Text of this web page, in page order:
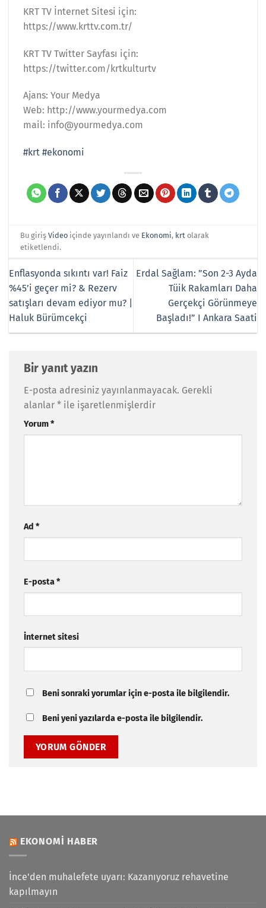
KRT TV İnternet Sitesi için:
https://www.krttv.com.tr/
KRT TV Twitter Sayfası için:
https://twitter.com/krtkulturtv
Ajans: Your Medya
Web: http://www.yourmedya.com
mail: info@yourmedya.com
#krt #ekonomi
Bu girişVideo içinde yayınlandı ve Ekonomi, krt olarak
etiketlendi.
Enflasyonda sıkıntı var! Faiz
%45’i geçer mi? & Rezerv
satışları devam ediyor mu? |
Haluk Bürümcekçi
Erdal Sağlam: ”Son 2-3 Ayda
Tüik Rakamları Daha
Gerçekçi Görünmeye
Başladı!” I Ankara Saati
Bir yanıt yazın
E-posta adresiniz yayınlanmayacak. Gerekli
alanlar * ile işaretlenmişlerdir
Yorum*
Ad *
E-posta*
İnternet sitesi
Beni sonraki yorumlar için e-posta ile bilgilendir.
Beni yeni yazılarda e-posta ile bilgilendir.
EKONOMI HABER
İnce'den muhalefete uyarı: Kazanıyoruz rehavetine
kapılmayın